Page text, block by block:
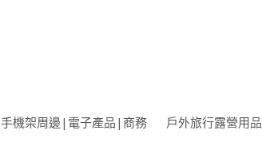
手機架周邊|電子產品|商務 戶外旅行露營用品